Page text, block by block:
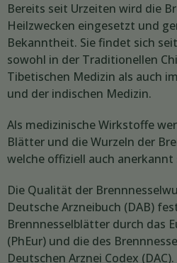
Bereits seit Urzeiten wird die
Heilzwecken eingesetzt und
Bekanntheit. Sie findet sich
sowohl in der Traditionellen
Tibetischen Medizin als auch
und der indischen Medizin.
Als medizinische Wirkstoffe
Blätter und die Wurzeln der
welche offiziell auch anerkannt
Die Qualität der
Deutsche Arzneibuch (DAB)
Brennnesselblätter durch das
(PhEur) und die des
Deutschen Arznei Codex (DAC).